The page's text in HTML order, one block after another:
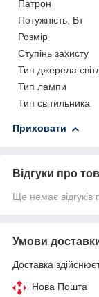
Патрон
Потужність, Вт
Розмір
Ступінь захисту
Тип джерела
Тип лампи
Тип світильника
Приховати
Відгуки про
Ще немає відгуків
Умови
Доставка
Нова Пошта